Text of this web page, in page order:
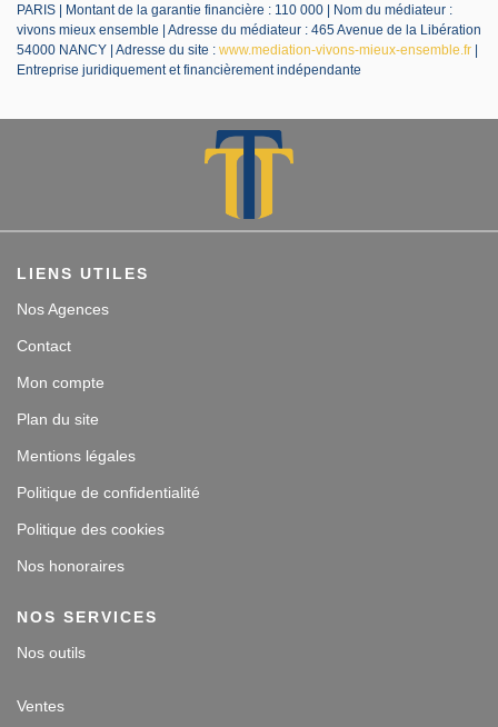
PARIS | Montant de la garantie financière : 110 000 | Nom du médiateur :
vivons mieux ensemble | Adresse du médiateur : 465 Avenue de la Libération
54000 NANCY | Adresse du site : www.mediation-vivons-mieux-ensemble.fr
Entreprise juridiquement et financièrement indépendante
LIENS UTILES
Nos Agences
Contact
Mon compte
Plan du site
Mentions légales
Politique de confidentialité
Politique des cookies
Nos honoraires
NOS SERVICES
Nos outils
Ventes